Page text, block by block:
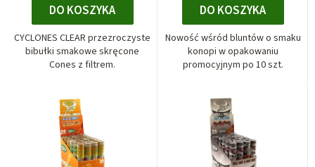
DO KOSZYKA
CYCLONES CLEAR przezroczyste
bibułki smakowe skręcone
Cones z filtrem.
DO KOSZYKA
Nowość wśród bluntów o smaku
konopi w opakowaniu
promocyjnym po 10 szt.